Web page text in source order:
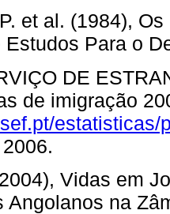
et al. (1984),
Estudos Para o
DE
de imigração
estatisticas/
Vidas em
Angolanos na